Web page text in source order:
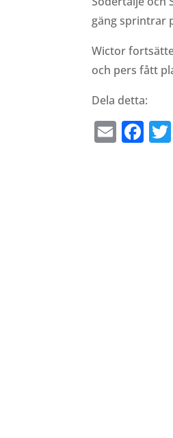
gäng sprintrar
Wictor
och pers fått
Dela detta:
Email